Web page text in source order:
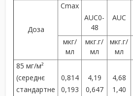
Доза
Cmаx
AUC0-
48
AUC
мкг/
мл
мкг.г/
мл
мкг.г/
мл
85 мг/м²
(середнє
стандартне
0,814
0,193
4,19
0,647
4,68
1,40